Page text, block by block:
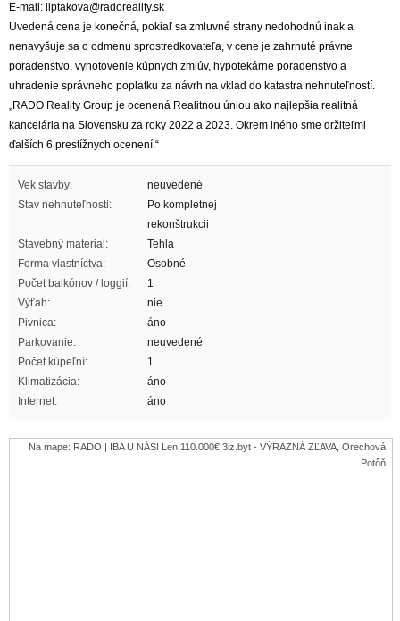
E-mail: liptakova@radoreality.sk
Uvedená cena je konečná, pokiaľ sa zmluvné strany nedohodnú inak a
nenavyšuje sa o odmenu sprostredkovateľa, v cene je zahrnuté právne
poradenstvo, vyhotovenie kúpnych zmlúv, hypotekárne poradenstvo a
uhradenie správneho poplatku za návrh na vklad do katastra nehnuteľností.
„RADO Reality Group je ocenená Realitnou úniou ako najlepšia realitná
kancelária na Slovensku za roky 2022 a 2023. Okrem iného sme držiteľmi
ďalších 6 prestížnych ocenení.“
Vek stavby:
neuvedené
Stav nehnuteľnosti:
Po kompletnej
rekonštrukcii
Stavebný material:
Tehla
Forma vlastníctva:
Osobné
Počet balkónov / loggií:
1
Výťah:
nie
Pivnica:
áno
Parkovanie:
neuvedené
Počet kúpeľní:
1
Klimatizácia:
áno
Internet:
áno
Na mape: RADO | IBA U NÁS! Len 110.000€ 3iz.byt - VÝRAZNÁ ZĽAVA, Orechová
Potôň